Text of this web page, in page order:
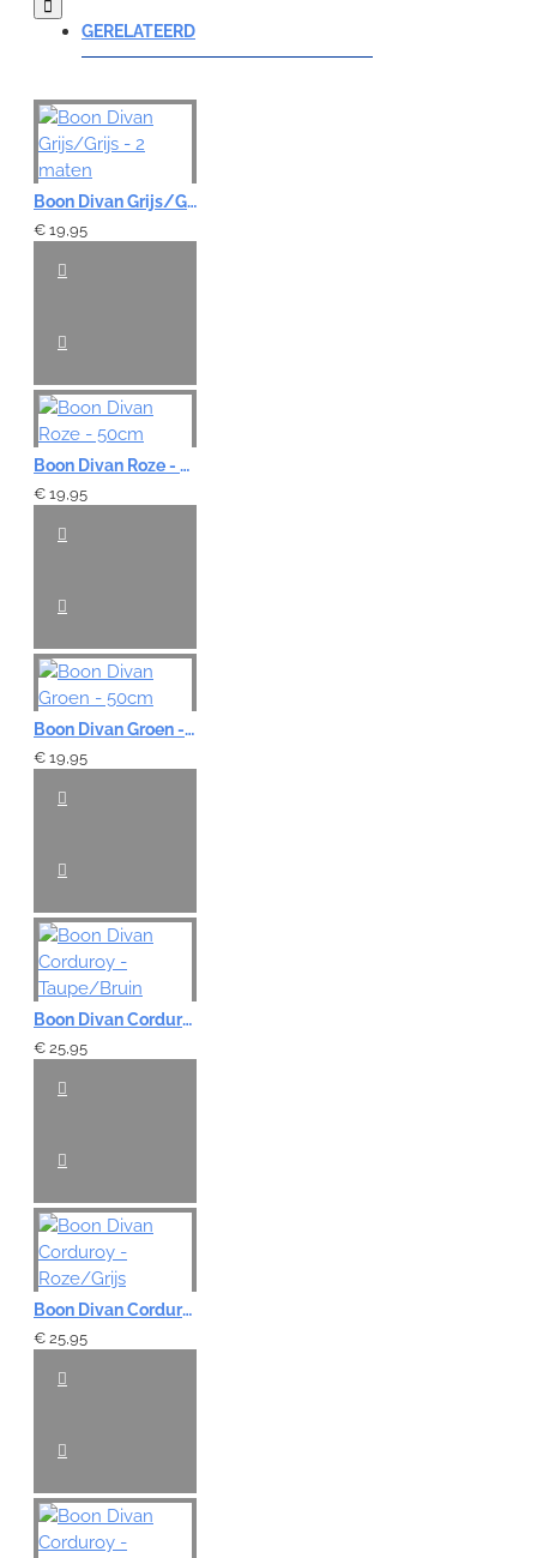
Opmerking:
Note:HTML-code wordt niet vertaald!
Waardering:
Slecht
GERELATEERD
Boon Divan Grijs/Grijs - 2 maten
€ 19,95
Boon Divan Roze - 50cm
€ 19,95
Boon Divan Groen - 50cm
€ 19,95
Boon Divan Corduroy - Taupe/Bruin
€ 25,95
Boon Divan Corduroy - Roze/Grijs
€ 25,95